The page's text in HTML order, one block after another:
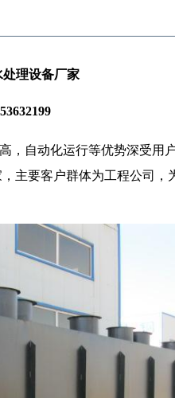
理设备厂家
，自动化运行等优势深受用
主要客户群体为工程公司，